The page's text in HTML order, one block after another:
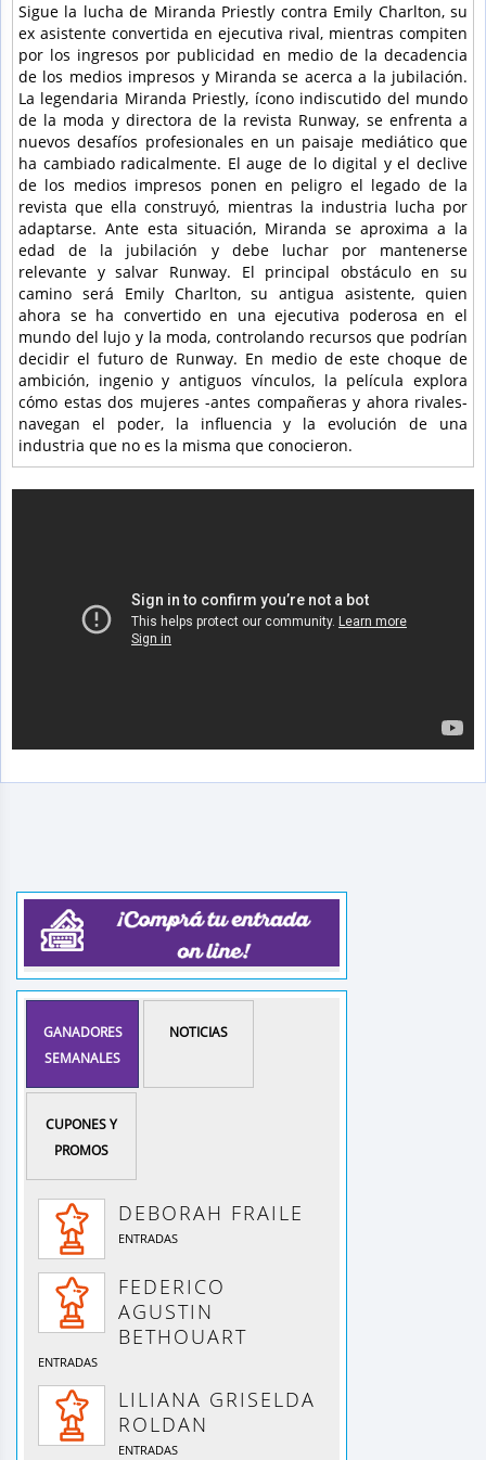
Sigue la lucha de Miranda Priestly contra Emily Charlton, su
ex asistente convertida en ejecutiva rival, mientras compiten
por los ingresos por publicidad en medio de la decadencia
de los medios impresos y Miranda se acerca a la jubilación.
La legendaria Miranda Priestly, ícono indiscutido del mundo
de la moda y directora de la revista Runway, se enfrenta a
nuevos desafíos profesionales en un paisaje mediático que
ha cambiado radicalmente. El auge de lo digital y el declive
de los medios impresos ponen en peligro el legado de la
revista que ella construyó, mientras la industria lucha por
adaptarse. Ante esta situación, Miranda se aproxima a la
edad de la jubilación y debe luchar por mantenerse
relevante y salvar Runway. El principal obstáculo en su
camino será Emily Charlton, su antigua asistente, quien
ahora se ha convertido en una ejecutiva poderosa en el
mundo del lujo y la moda, controlando recursos que podrían
decidir el futuro de Runway. En medio de este choque de
ambición, ingenio y antiguos vínculos, la película explora
cómo estas dos mujeres -antes compañeras y ahora rivales-
navegan el poder, la influencia y la evolución de una
industria que no es la misma que conocieron.
GANADORES
SEMANALES
NOTICIAS
CUPONES Y
PROMOS
DEBORAH FRAILE
ENTRADAS
FEDERICO
AGUSTIN
BETHOUART
ENTRADAS
LILIANA GRISELDA
ROLDAN
ENTRADAS